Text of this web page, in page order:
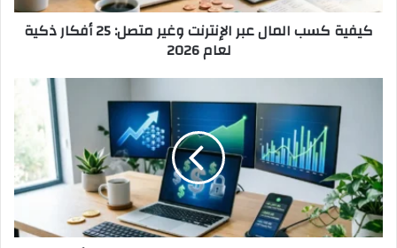
أفكار
ذكية
كيفية كسب المال عبر الإنترنت وغير متصل: 25 أفكار ذكية
لعام 2026
طرق
سهلة
للمبتدئين